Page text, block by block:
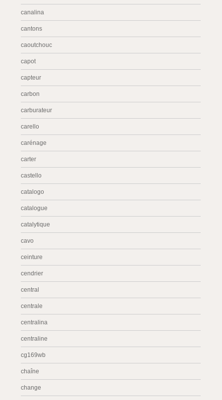
canalina
cantons
caoutchouc
capot
capteur
carbon
carburateur
carello
carénage
carter
castello
catalogo
catalogue
catalytique
cavo
ceinture
cendrier
central
centrale
centralina
centraline
cg169wb
chaîne
change